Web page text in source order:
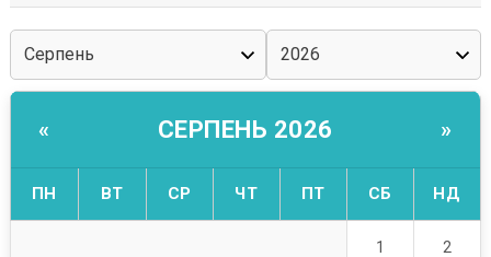
« СЕРПЕНЬ 2026 »
ПН ВТ СР ЧТ ПТ СБ НД
1 2